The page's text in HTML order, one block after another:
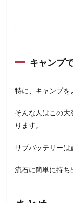
キャンプ
特に、キャンプを
そんな人はこの大
ります。
サブバッテリーは
流石に簡単に持ち